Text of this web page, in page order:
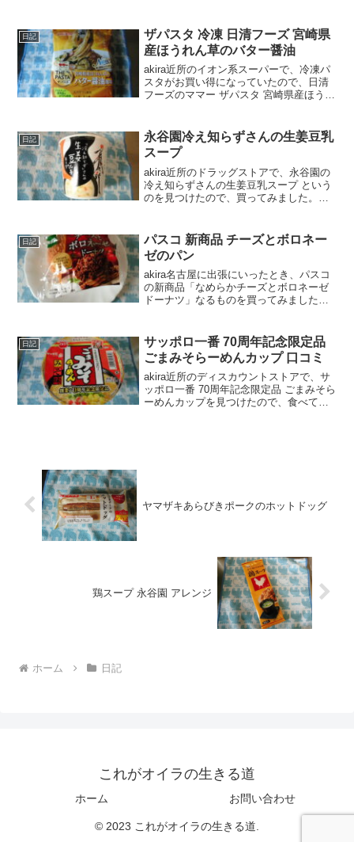
ドちゃんぽんの正直な口コミや、カロリ
ーなどを紹介...
日記
ザパスタ 冷凍 日清フーズ 宮崎県
産ほうれん草のバター醤油
akira近所のイオン系スーパーで、冷凍パ
スタがお買い得になっていたので、日清
フーズのママー ザパスタ 宮崎県産ほうれ
フーズ ママー ザパスタ 宮崎県産ほうれ
ん草...
日記
永谷園冷え知らずさんの生姜豆乳
スープ
akira近所のドラッグストアで、永谷園の
冷え知らずさんの生姜豆乳スープ という
のを見つけたので、買ってみました。
や、カロリーなどを紹介するよ！永谷園
冷え知らずさん...
日記
パスコ 新商品 チーズとボロネー
ゼのパン
akira名古屋に出張にいったとき、パスコ
の新商品「なめらかチーズとボロネーゼ
ドーナツ」なるものを買ってみました。
リーなどの栄養成分について紹介する
よ！日本最大...
日記
サッポロ一番 70周年記念限定品
ごまみそらーめんカップ 口コミ
akira近所のディスカウントストアで、サ
ッポロ一番 70周年記念限定品 ごまみそら
ーめんカップを見つけたので、食べてみ
ヤマザキあらびきポークのホットドッグ
鶏スープ 永谷園 アレンジ
ホーム 日記
これがオイラの生きる道
ホーム お問い合わせ
© 2023 これがオイラの生きる道.